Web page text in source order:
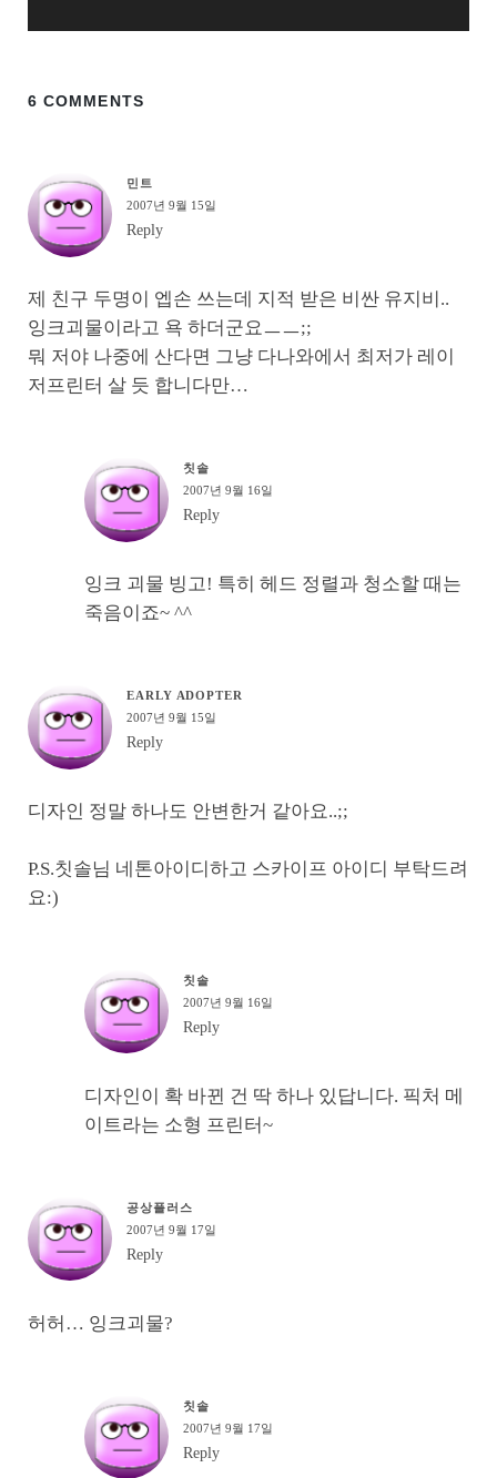
6 COMMENTS
민트
2007년 9월 15일
Reply
제 친구 두명이 엡손 쓰는데 지적 받은 비싼 유지비..
잉크괴물이라고 욕 하더군요ㅡㅡ;;
뭐 저야 나중에 산다면 그냥 다나와에서 최저가 레이
저프린터 살 듯 합니다만…
칫솔
2007년 9월 16일
Reply
잉크 괴물 빙고! 특히 헤드 정렬과 청소할 때는
죽음이죠~ ^^
EARLY ADOPTER
2007년 9월 15일
Reply
디자인 정말 하나도 안변한거 같아요..;;
P.S.칫솔님 네톤아이디하고 스카이프 아이디 부탁드려
요:)
칫솔
2007년 9월 16일
Reply
디자인이 확 바뀐 건 딱 하나 있답니다. 픽처 메
이트라는 소형 프린터~
공상플러스
2007년 9월 17일
Reply
허허… 잉크괴물?
칫솔
2007년 9월 17일
Reply